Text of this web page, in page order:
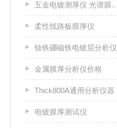
五金电镀测厚仪 光谱膜厚仪
柔性线路板膜厚仪
钕铁硼磁铁电镀层分析仪
金属膜厚分析仪价格
Thick800A通用分析仪器
电镀膜厚测试仪